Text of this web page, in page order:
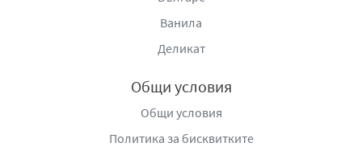
Ванила
Деликат
Общи условия
Общи условия
Политика за бисквитките